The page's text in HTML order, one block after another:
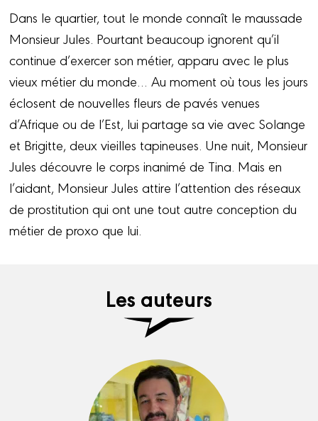
Dans le quartier, tout le monde connaît le maussade
Monsieur Jules. Pourtant beaucoup ignorent qu’il
continue d’exercer son métier, apparu avec le plus
vieux métier du monde… Au moment où tous les jours
éclosent de nouvelles fleurs de pavés venues
d’Afrique ou de l’Est, lui partage sa vie avec Solange
et Brigitte, deux vieilles tapineuses. Une nuit, Monsieur
Jules découvre le corps inanimé de Tina. Mais en
l’aidant, Monsieur Jules attire l’attention des réseaux
de prostitution qui ont une tout autre conception du
métier de proxo que lui.
Les auteurs